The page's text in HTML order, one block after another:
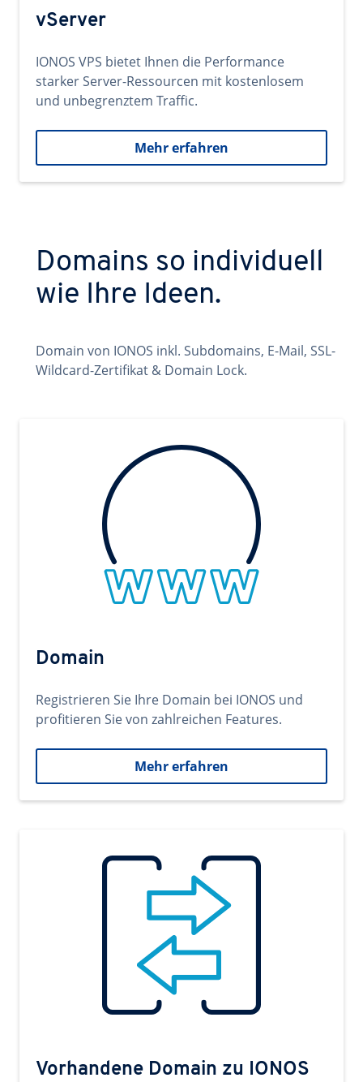
vServer
IONOS VPS bietet Ihnen die Performance
starker Server-Ressourcen mit kostenlosem
und unbegrenztem Traffic.
Mehr erfahren
Domains so individuell
wie Ihre Ideen.
Domain von IONOS inkl. Subdomains, E-Mail, SSL-
Wildcard-Zertifikat & Domain Lock.
Domain
Registrieren Sie Ihre Domain bei IONOS und
profitieren Sie von zahlreichen Features.
Mehr erfahren
Vorhandene Domain zu IONOS